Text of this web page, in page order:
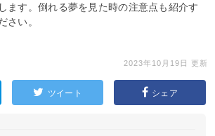
ます。倒れる夢を見た時の注意点も紹介す
さい。
2023年10月19日 更新
ツイート シェア